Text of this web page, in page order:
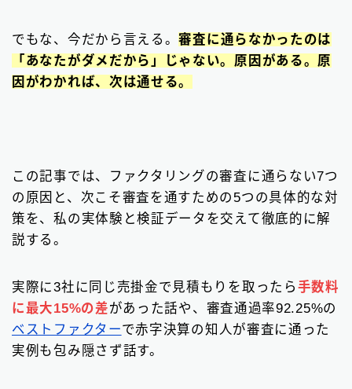
でもな、今だから言える。審査に通らなかったのは
「あなたがダメだから」じゃない。原因がある。原
因がわかれば、次は通せる。
この記事では、ファクタリングの審査に通らない7つ
の原因と、次こそ審査を通すための5つの具体的な対
策を、私の実体験と検証データを交えて徹底的に解
説する。
実際に3社に同じ売掛金で見積もりを取ったら 手数料
に最大15%の差があった話や、審査通過率92.25%の
ベストファクターで赤字決算の知人が審査に通った
実例も包み隠さず話す。